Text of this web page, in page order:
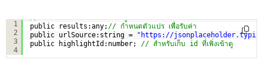
1
2
3
4
public results:any; // กำหนดตัวแปร เพื่อรับค่า
public urlSource:string =
" https://
public highlightId:number; // สำหรับเก็บ id ที่เพิ่งเข้าดู